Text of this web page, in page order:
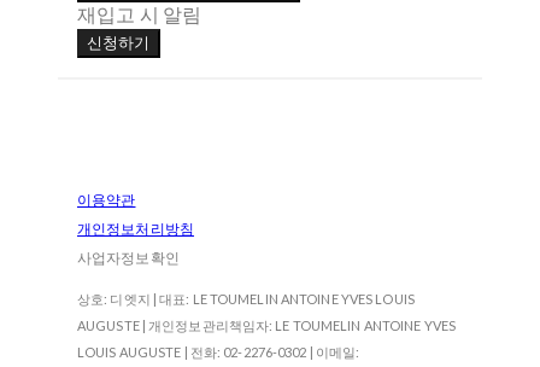
재입고 시 알림
신청하기
이용약관
개인정보처리방침
사업자정보확인
상호: 디엣지 | 대표: LE TOUMELIN ANTOINE YVES LOUIS
AUGUSTE | 개인정보관리책임자: LE TOUMELIN ANTOINE YVES
LOUIS AUGUSTE | 전화: 02-2276-0302 | 이메일: